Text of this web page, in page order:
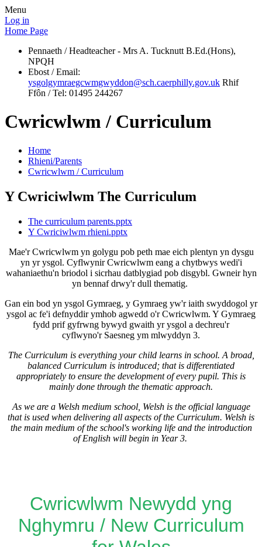
Menu
Log in
Home Page
Pennaeth / Headteacher - Mrs A. Tucknutt B.Ed.(Hons),
NPQH
Ebost / Email:
ysgolgymraegcwmgwyddon@sch.caerphilly.gov.uk Rhif
Ffôn / Tel: 01495 244267
Cwricwlwm / Curriculum
Home
Rhieni/Parents
Cwricwlwm / Curriculum
Y Cwriciwlwm The Curriculum
The curriculum parents.pptx
Y Cwriciwlwm rhieni.pptx
Mae'r Cwricwlwm yn golygu pob peth mae eich plentyn yn dysgu
yn yr ysgol. Cyflwynir Cwricwlwm eang a chytbwys wedi'i
wahaniaethu'n briodol i sicrhau datblygiad pob disgybl. Gwneir hyn
yn bennaf drwy'r dull thematig.
Gan ein bod yn ysgol Gymraeg, y Gymraeg yw'r iaith swyddogol yr
ysgol ac fe'i defnyddir ymhob agwedd o'r Cwricwlwm. Y Gymraeg
fydd prif gyfrwng bywyd gwaith yr ysgol a dechreu'r
cyflwyno'r Saesneg ym mlwyddyn 3.
The Curriculum is everything your child learns in school. A broad,
balanced Curriculum is introduced; that is differentiated
appropriately to ensure the development of every pupil. This is
mainly done through the thematic approach.
As we are a Welsh medium school, Welsh is the official language
that is used when delivering all aspects of the Curriculum. Welsh is
the main medium of the school's working life and the introduction
of English will begin in Year 3.
Cwricwlwm Newydd yng
Nghymru / New Curriculum